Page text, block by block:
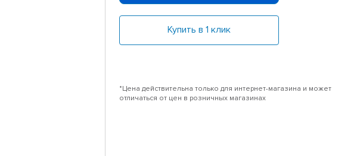
Купить в 1 клик
*Цена действительна только для интернет-магазина и может
отличаться от цен в розничных магазинах